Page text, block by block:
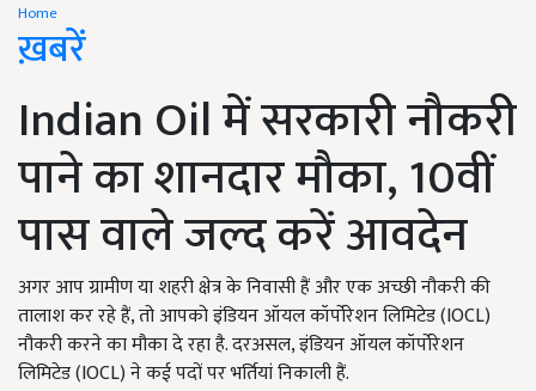
Home
ख़बरें
Indian Oil में सरकारी नौकरी
पाने का शानदार मौका, 10वीं
पास वाले जल्द करें आवदेन
अगर आप ग्रामीण या शहरी क्षेत्र के निवासी हैं और एक अच्छी नौकरी की
तालाश कर रहे हैं, तो आपको इंडियन ऑयल कॉर्पोरेशन लिमिटेड (IOCL)
नौकरी करने का मौका दे रहा है. दरअसल, इंडियन ऑयल कॉर्पोरेशन
लिमिटेड (IOCL) ने कई पदों पर भर्तियां निकाली हैं.